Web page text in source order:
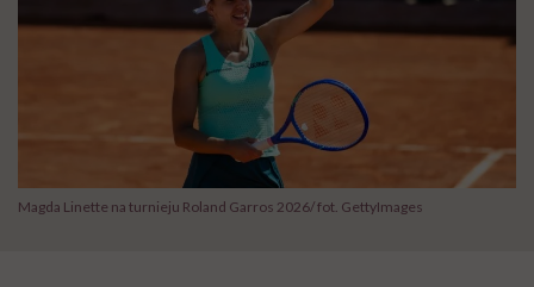
Magda Linette na turnieju Roland Garros 2026/ fot. GettyImages